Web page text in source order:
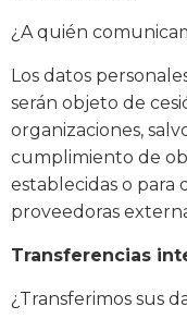
¿A quién
Los datos
serán objeto de
organizaciones,
cumplimiento de
establecidas o para
proveedoras
Transferencias
¿Transferimos sus